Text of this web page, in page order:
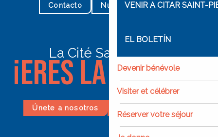
VENIR A CITAR SAINT-
EL BOLETÍN
Devenir bénévole
Visiter et célébrer
Réserver votre séjour
Contacto Nuestros horarios
La Cité Saint-Pierre
¡Eres la elegida!
Únete a nosotros